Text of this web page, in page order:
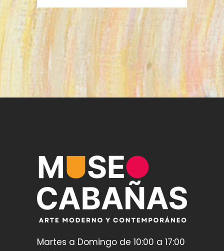
Martes a Domingo de 10:00 a 17:00